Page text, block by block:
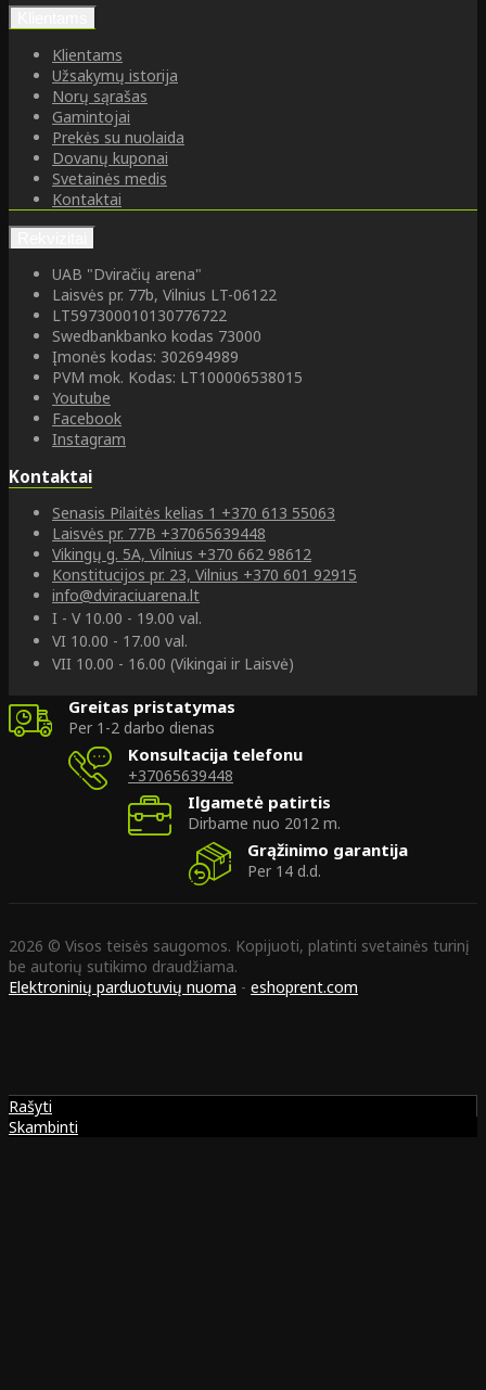
Klientams
Užsakymų istorija
Norų sąrašas
Gamintojai
Prekės su nuolaida
Dovanų kuponai
Svetainės medis
Kontaktai
UAB "Dviračių arena"
Laisvės pr. 77b, Vilnius LT-06122
LT597300010130776722
Swedbankbanko kodas 73000
Įmonės kodas: 302694989
PVM mok. Kodas: LT100006538015
Youtube
Facebook
Instagram
Kontaktai
Senasis Pilaitės kelias 1 +370 613 55063
Laisvės pr. 77B +37065639448
Vikingų g. 5A, Vilnius +370 662 98612
Konstitucijos pr. 23, Vilnius +370 601 92915
info@dviraciuarena.lt
I - V 10.00 - 19.00 val.
VI 10.00 - 17.00 val.
VII 10.00 - 16.00 (Vikingai ir Laisvė)
Greitas pristatymas
Per 1-2 darbo dienas
Konsultacija telefonu
+37065639448
Ilgametė patirtis
Dirbame nuo 2012 m.
Grąžinimo garantija
Per 14 d.d.
2026 © Visos teisės saugomos. Kopijuoti, platinti svetainės turinį
be autorių sutikimo draudžiama.
Elektroninių parduotuvių nuoma - eshoprent.com
Rašyti
Skambinti